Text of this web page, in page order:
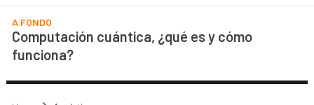
A FONDO
Computación cuántica, ¿qué es y cómo
funciona?